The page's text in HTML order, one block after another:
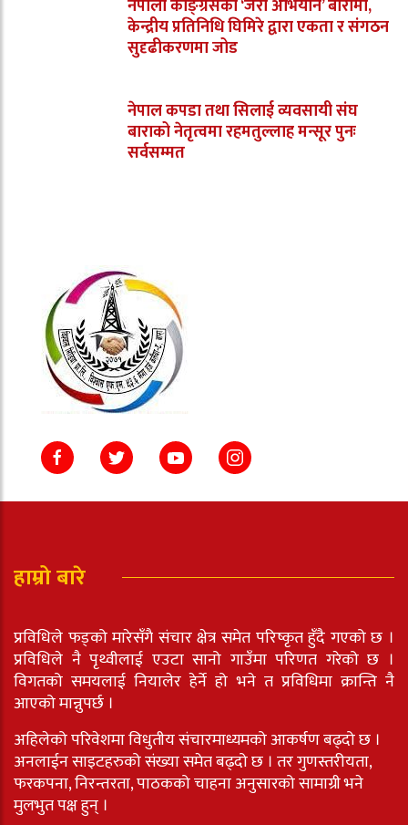
नेपाली काङ्ग्रेसको ‘जरा अभियान’ बारामा,
केन्द्रीय प्रतिनिधि घिमिरे द्वारा एकता र संगठन
सुदृढीकरणमा जोड
नेपाल कपडा तथा सिलाई व्यवसायी संघ
बाराको नेतृत्वमा रहमतुल्लाह मन्सूर पुनः
सर्वसम्मत
हाम्रो बारे
प्रविधिले फड्को मारेसँगै संचार क्षेत्र समेत परिष्कृत हुँदै गएको छ ।
प्रविधिले नै पृथ्वीलाई एउटा सानो गाउँमा परिणत गरेको छ ।
विगतको समयलाई नियालेर हेर्ने हो भने त प्रविधिमा क्रान्ति नै
आएको मान्नुपर्छ ।
अहिलेको परिवेशमा विधुतीय संचारमाध्यमको आकर्षण बढ्दो छ ।
अनलाईन साइटहरुको संख्या समेत बढ्दो छ । तर गुणस्तरीयता,
फरकपना, निरन्तरता, पाठकको चाहना अनुसारको सामाग्री भने
मुलभुत पक्ष हुन् ।